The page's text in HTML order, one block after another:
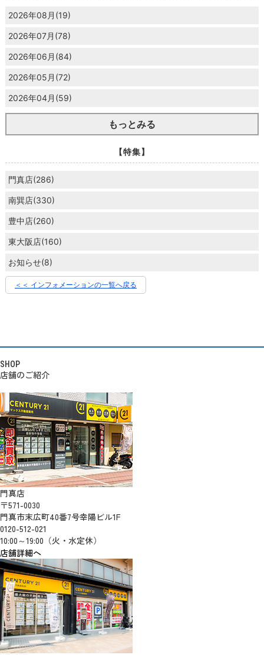
2026年08月(19)
2026年07月(78)
2026年06月(84)
2026年05月(72)
2026年04月(59)
もっとみる
【特集】
門真店(286)
南巽店(330)
豊中店(260)
東大阪店(160)
お知らせ(8)
＜＜ インフォメーションの一覧へ戻る
SHOP
店舗のご紹介
門真店
〒571-0030
門真市末広町40番7号幸陽ビル1F
0120-512-021
10:00～19:00（火・水定休）
店舗詳細へ